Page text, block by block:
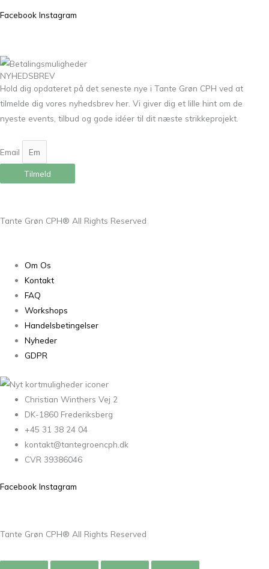
Facebook Instagram
NYHEDSBREV
Hold dig opdateret på det seneste nye i Tante Grøn CPH ved at
tilmelde dig vores nyhedsbrev her. Vi giver dig et lille hint om de
nyeste events, tilbud og gode idéer til dit næste strikkeprojekt.
Email
Tilmeld
Tante Grøn CPH® All Rights Reserved
Om Os
Kontakt
FAQ
Workshops
Handelsbetingelser
Nyheder
GDPR
Christian Winthers Vej 2
DK-1860 Frederiksberg
+45 31 38 24 04
kontakt@tantegroencph.dk
CVR 39386046
Facebook Instagram
Tante Grøn CPH® All Rights Reserved